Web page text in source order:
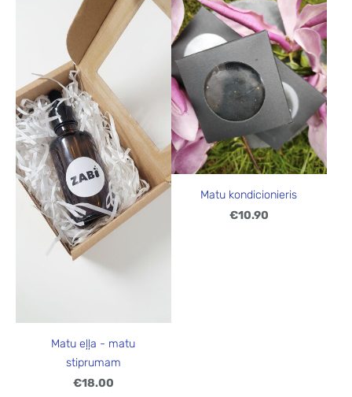
Matu eļļa - matu
stiprumam
€18.00
Matu kondicionieris
€10.90